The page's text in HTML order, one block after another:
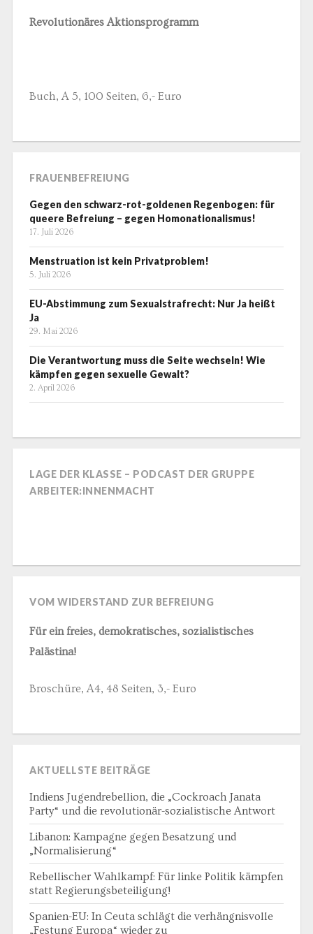
Revolutionäres Aktionsprogramm
Buch, A 5, 100 Seiten, 6,- Euro
FRAUENBEFREIUNG
Gegen den schwarz-rot-goldenen Regenbogen: für
queere Befreiung – gegen Homonationalismus!
17. Juli 2026
Menstruation ist kein Privatproblem!
5. Juli 2026
EU-Abstimmung zum Sexualstrafrecht: Nur Ja heißt
Ja
29. Mai 2026
Die Verantwortung muss die Seite wechseln! Wie
kämpfen gegen sexuelle Gewalt?
2. April 2026
LAGE DER KLASSE – PODCAST DER GRUPPE
ARBEITER:INNENMACHT
VOM WIDERSTAND ZUR BEFREIUNG
Für ein freies, demokratisches, sozialistisches
Palästina!
Broschüre, A4, 48 Seiten, 3,- Euro
AKTUELLSTE BEITRÄGE
Indiens Jugendrebellion, die „Cockroach Janata
Party“ und die revolutionär-sozialistische Antwort
Libanon: Kampagne gegen Besatzung und
„Normalisierung“
Rebellischer Wahlkampf: Für linke Politik kämpfen
statt Regierungsbeteiligung!
Spanien-EU: In Ceuta schlägt die verhängnisvolle
„Festung Europa“ wieder zu